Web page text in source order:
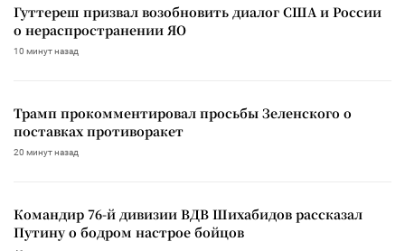
Гуттереш призвал возобновить диалог США и России
о нераспространении ЯО
10 минут назад
Трамп прокомментировал просьбы Зеленского о
поставках противоракет
20 минут назад
Командир 76-й дивизии ВДВ Шихабидов рассказал
Путину о бодром настрое бойцов